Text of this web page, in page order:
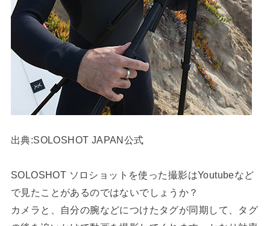
出典:SOLOSHOT JAPAN公式
SOLOSHOT ソロショットを使った撮影はYoutubeなど
で見たことがあるのではないでしょうか？
カメラと、自分の腕などにつけたタグが同期して、タグ